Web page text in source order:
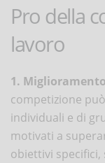
Pro della
lavoro
1.
competizione
individuali e di
motivati a
obiettivi